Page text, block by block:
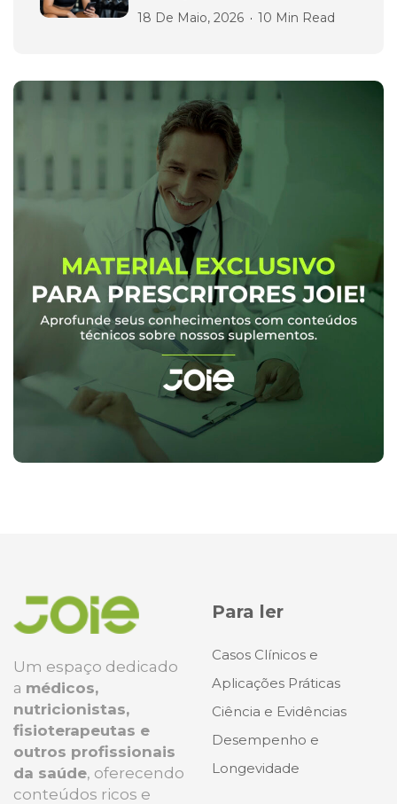
18 De Maio, 2026 10 Min Read
Um espaço dedicado
a médicos,
nutricionistas,
fisioterapeutas e
outros profissionais
da saúde, oferecendo
conteúdos ricos e
Para ler
Casos Clínicos e
Aplicações Práticas
Ciência e Evidências
Desempenho e
Longevidade